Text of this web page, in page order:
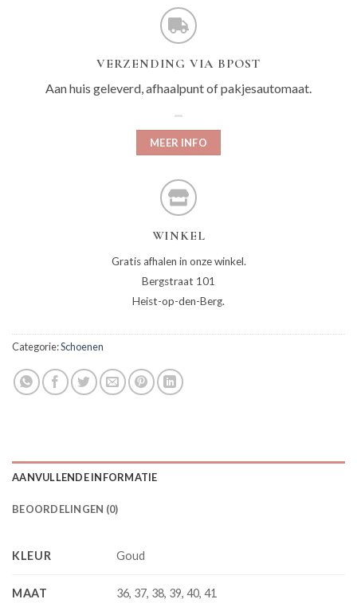
VERZENDING VIA BPOST
Aan huis geleverd, afhaalpunt of pakjesautomaat.
MEER INFO
WINKEL
Gratis afhalen in onze winkel.
Bergstraat 101
Heist-op-den-Berg.
Categorie:Schoenen
AANVULLENDE INFORMATIE
BEOORDELINGEN (0)
KLEUR Goud
MAAT 36, 37, 38, 39, 40, 41